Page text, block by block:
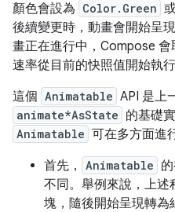
顏色會設為 Color.Green
後續變更時，動畫會開始呈
畫正在進行中，Compose
速率從目前的快照值開始執行
這個 Animatable API 是上
animate*AsState 的基礎
Animatable 可在多方面進
首先，
Animatable
不同。舉例來說，上述
塊，隨後開始呈現轉為